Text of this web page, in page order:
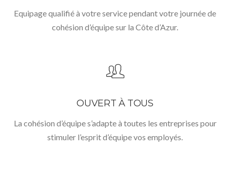
Equipage qualifié à votre service pendant votre journée de
cohésion d’équipe sur la Côte d’Azur.
OUVERT À TOUS
La cohésion d’équipe s’adapte à toutes les entreprises pour
stimuler l’esprit d’équipe vos employés.